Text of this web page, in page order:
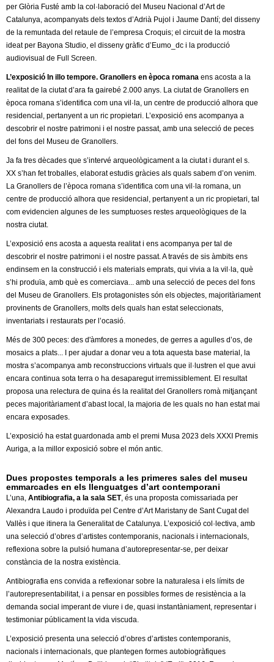
per Glòria Fusté amb la col·laboració del Museu Nacional d’Art de
Catalunya, acompanyats dels textos d’Adrià Pujol i Jaume Dantí; del disseny
de la remuntada del retaule de l’empresa Croquis; el circuit de la mostra
ideat per Bayona Studio, el disseny gràfic d’Eumo_dc i la producció
audiovisual de Full Screen.
L’exposició In illo tempore. Granollers en època romana ens acosta a la
realitat de la ciutat d’ara fa gairebé 2.000 anys. La ciutat de Granollers en
època romana s’identifica com una vil·la, un centre de producció alhora que
residencial, pertanyent a un ric propietari. L’exposició ens acompanya a
descobrir el nostre patrimoni i el nostre passat, amb una selecció de peces
del fons del Museu de Granollers.
Ja fa tres dècades que s’intervé arqueològicament a la ciutat i durant el s.
XX s’han fet troballes, elaborat estudis gràcies als quals sabem d’on venim.
La Granollers de l’època romana s’identifica com una vil·la romana, un
centre de producció alhora que residencial, pertanyent a un ric propietari, tal
com evidencien algunes de les sumptuoses restes arqueològiques de la
nostra ciutat.
L’exposició ens acosta a aquesta realitat i ens acompanya per tal de
descobrir el nostre patrimoni i el nostre passat. A través de sis àmbits ens
endinsem en la construcció i els materials emprats, qui vivia a la vil·la, què
s’hi produïa, amb què es comerciava... amb una selecció de peces del fons
del Museu de Granollers. Els protagonistes són els objectes, majoritàriament
provinents de Granollers, molts dels quals han estat seleccionats,
inventariats i restaurats per l’ocasió.
Més de 300 peces: des d'àmfores a monedes, de gerres a agulles d’os, de
mosaics a plats... I per ajudar a donar veu a tota aquesta base material, la
mostra s’acompanya amb reconstruccions virtuals que il·lustren el que avui
encara continua sota terra o ha desaparegut irremissiblement. El resultat
proposa una relectura de quina és la realitat del Granollers romà mitjançant
peces majoritàriament d’abast local, la majoria de les quals no han estat mai
encara exposades.
L’exposició ha estat guardonada amb el premi Musa 2023 dels XXXI Premis
Auriga, a la millor exposició sobre el món antic.
Dues propostes temporals a les primeres sales del museu
emmarcades en els llenguatges d’art contemporani
L’una, Antibiografia, a la sala SET, és una proposta comissariada per
Alexandra Laudo i produïda pel Centre d’Art Maristany de Sant Cugat del
Vallès i que itinera la Generalitat de Catalunya. L’exposició col·lectiva, amb
una selecció d’obres d’artistes contemporanis, nacionals i internacionals,
reflexiona sobre la pulsió humana d’autorepresentar-se, per deixar
constància de la nostra existència.
Antibiografia ens convida a reflexionar sobre la naturalesa i els límits de
l’autorepresentabilitat, i a pensar en possibles formes de resistència a la
demanda social imperant de viure i de, quasi instantàniament, representar i
testimoniar públicament la vida viscuda.
L’exposició presenta una selecció d’obres d’artistes contemporanis,
nacionals i internacionals, que plantegen formes autobiogràfiques